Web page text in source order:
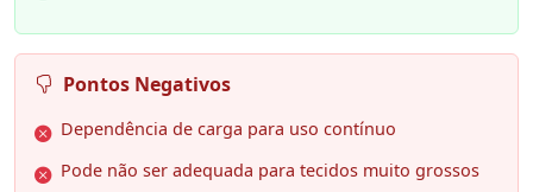
Pontos Negativos
Dependência de carga para uso contínuo
Pode não ser adequada para tecidos muito grossos